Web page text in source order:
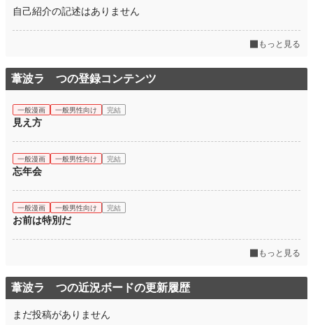
自己紹介の記述はありません
もっと見る
葦波ラ つの登録コンテンツ
一般漫画 一般男性向け 完結
見え方
一般漫画 一般男性向け 完結
忘年会
一般漫画 一般男性向け 完結
お前は特別だ
もっと見る
葦波ラ つの近況ボードの更新履歴
まだ投稿がありません